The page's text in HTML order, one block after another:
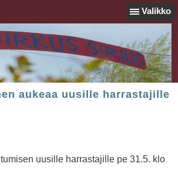
Valikko
aukeaa uusille harrastajille
uusille harrastajille pe 31.5. klo